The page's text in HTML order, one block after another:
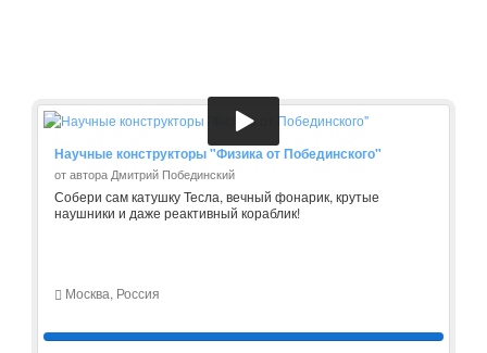
Научные конструкторы "Физика от Побединского"
от автора Дмитрий Побединский
Собери сам катушку Тесла, вечный фонарик, крутые
наушники и даже реактивный кораблик!
Москва, Россия